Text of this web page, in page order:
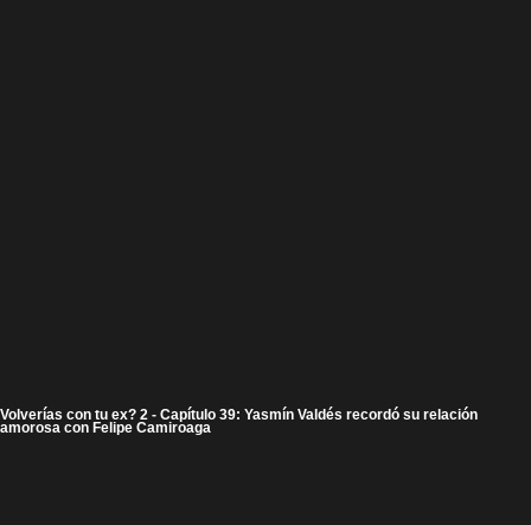
Volverías con tu ex? 2 - Capítulo 39: Yasmín Valdés recordó su relación
amorosa con Felipe Camiroaga